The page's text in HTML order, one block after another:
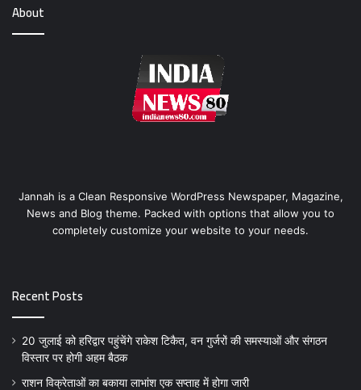
About
Jannah is a Clean Responsive WordPress Newspaper, Magazine,
News and Blog theme. Packed with options that allow you to
completely customize your website to your needs.
Recent Posts
20 जुलाई को हरिद्वार पहुंचेंगे राकेश टिकैत, वन गुर्जरों की समस्याओं और संगठन
विस्तार पर होगी अहम बैठक
राशन विक्रेताओं का बकाया लाभांश एक सप्ताह में होगा जारी